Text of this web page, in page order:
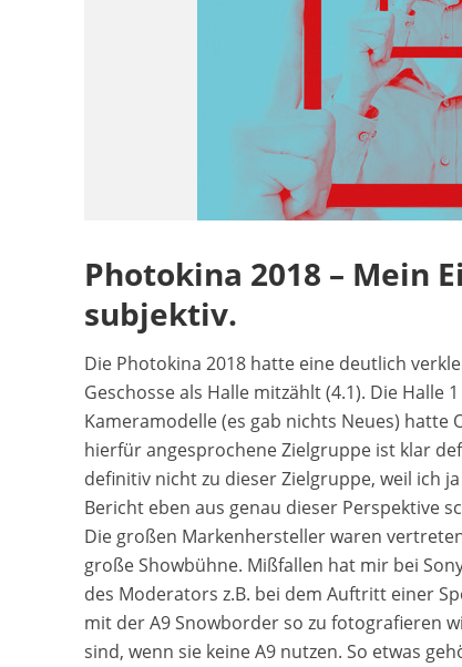
Photokina 2018 – Mein
subjektiv.
Die Photokina 2018 hatte eine deutlich
Geschosse als Halle mitzählt (4.1). Die
Kameramodelle (es gab nichts Neues)
hierfür angesprochene Zielgruppe ist klar
definitiv nicht zu dieser Zielgruppe, weil ich
Bericht eben aus genau dieser Perspektive
Die großen Markenhersteller waren
große Showbühne. Mißfallen hat mir bei
des Moderators z.B. bei dem Auftritt einer
mit der A9 Snowborder so zu fotografieren
sind, wenn sie keine A9 nutzen. So etwas